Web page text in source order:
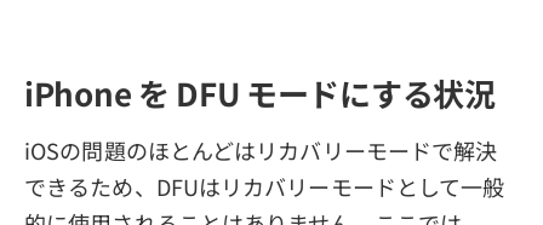
iPhone を DFU モードにする状況
iOSの問題のほとんどはリカバリーモードで解決
できるため、DFUはリカバリーモードとして一般